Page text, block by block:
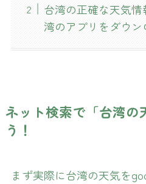
台湾の正確な天気
湾のアプリをダウン
ネット検索で「台湾の
う！
まず実際に台湾の天気を